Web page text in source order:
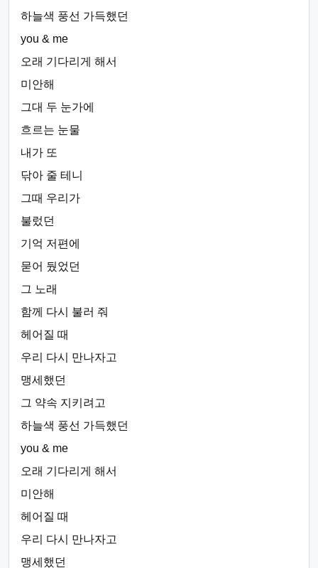
하늘색 풍선 가득했던
you & me
오래 기다리게 해서
미안해
그대 두 눈가에
흐르는 눈물
내가 또
닦아 줄 테니
그때 우리가
불렀던
기억 저편에
묻어 뒀었던
그 노래
함께 다시 불러 줘
헤어질 때
우리 다시 만나자고
맹세했던
그 약속 지키려고
하늘색 풍선 가득했던
you & me
오래 기다리게 해서
미안해
헤어질 때
우리 다시 만나자고
맹세했던